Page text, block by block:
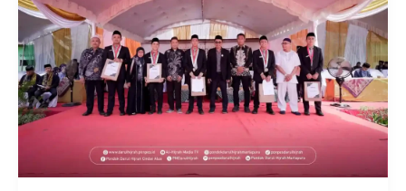
–
Santri
Akhir
TMI
Pondok
Darul
Hijrah
Cindai